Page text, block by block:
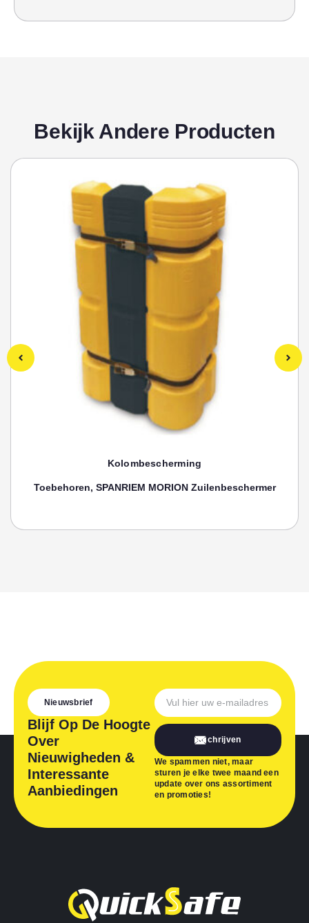
Bekijk Andere Producten
Kolombescherming
Toebehoren, SPANRIEM MORION Zuilenbeschermer
Nieuwsbrief
Blijf Op De Hoogte
Over
Nieuwigheden &
Interessante
Aanbiedingen
Inschrijven
We spammen niet, maar
sturen je elke twee maand een
update over ons assortiment
en promoties!